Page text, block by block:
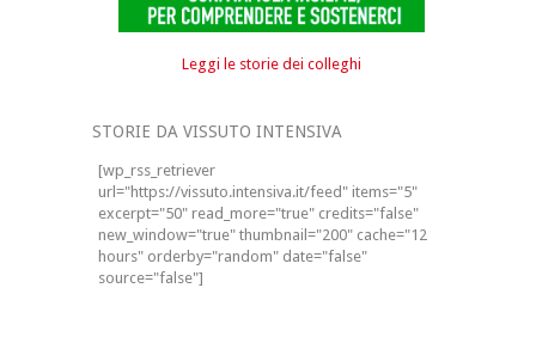
Leggi le storie dei colleghi
STORIE DA VISSUTO INTENSIVA
[wp_rss_retriever
url="https://vissuto.intensiva.it/feed" items="5"
excerpt="50" read_more="true" credits="false"
new_window="true" thumbnail="200" cache="12
hours" orderby="random" date="false"
source="false"]